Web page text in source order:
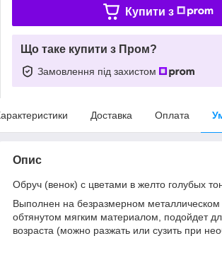
Купити з
Що таке купити з Пром?
Замовлення під захистом
Доставка Оплата
Опис
Обруч (венок) с цветами в желто голубых
Выполнен на безразмерном металлическом
обтянутом мягким материалом, подойдет
возраста (можно разжать или сузить при